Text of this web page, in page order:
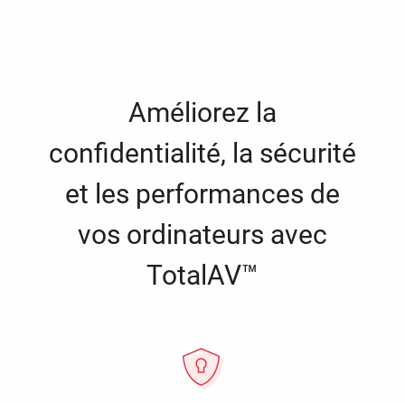
Améliorez la
confidentialité, la sécurité
et les performances de
vos ordinateurs avec
TotalAV™